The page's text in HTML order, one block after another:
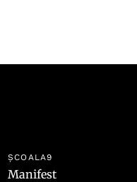
ȘCOALA9
Manifest